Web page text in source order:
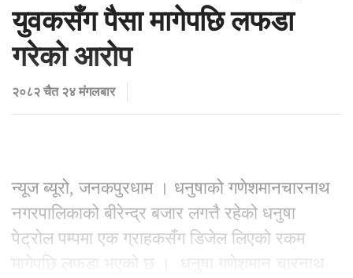
युवकसँग पैसा मागेपछि लफडा
गरेको आरोप
२०८२ चैत २४ मंगलबार
न्यूज ब्यूरो, जनकपुरधाम । धनुषाको गणेशमानचारनाथ
नगरपालिकाको बीरेन्द्र बजार लगत्तै रहेको धनुषा
पेट्रोल पम्पमा एक ग्राहकसँग डिजेल लिएको रकम
मागेपछि लफडा भएको छ । धनुषा गणेशमान चारनाथ